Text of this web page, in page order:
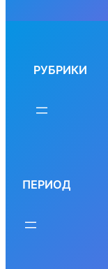
РУБРИКИ
ПЕРИОД